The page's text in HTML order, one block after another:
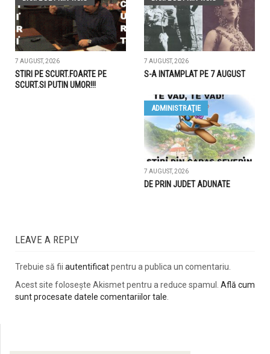
7 AUGUST, 2026
STIRI PE SCURT.FOARTE PE
SCURT.SI PUTIN UMOR!!!
7 AUGUST, 2026
S-A INTAMPLAT PE 7 AUGUST
ADMINISTRAŢIE
7 AUGUST, 2026
DE PRIN JUDET ADUNATE
LEAVE A REPLY
Trebuie să fii autentificatpentru a publica un comentariu.
Acest site folosește Akismet pentru a reduce spamul. Află cum
sunt procesate datele comentariilor tale.